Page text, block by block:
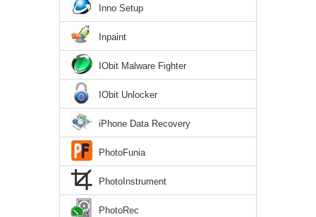
Inno Setup
Inpaint
IObit Malware Fighter
IObit Unlocker
iPhone Data Recovery
PhotoFunia
PhotoInstrument
PhotoRec